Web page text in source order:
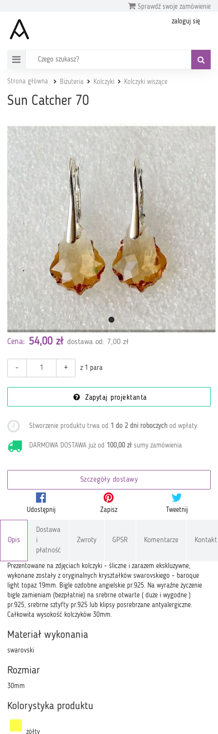
Sprawdź swoje zamówienie
zaloguj się
Strona główna Biżuteria Kolczyki Kolczyki wiszące
Sun Catcher 70
Cena: 54,00 zł dostawa od: 7,00 zł
- + z 1 para
Zapytaj projektanta
Stworzenie produktu trwa od 1 do 2 dni roboczych od wpłaty.
DARMOWA DOSTAWA już od 100,00 zł sumy zamówienia
Szczegóły dostawy
Udostępnij Zapisz Tweetnij
Opis
Dostawa
i
płatność
Zwroty GPSR Komentarze Kontakt
Prezentowane na zdjęciach kolczyki - śliczne i zarazem ekskluzywne,
wykonane zostały z oryginalnych kryształków swarovskiego - baroque
light topaz 19mm. Bigle ozdobne angielskie pr.925. Na wyraźne życzenie
bigle zamieniam (bezpłatnie) na srebrne otwarte ( duże i wygodne )
pr.925, srebrne sztyfty pr.925 lub klipsy posrebrzane antyalergiczne.
Całkowita wysokość kolczyków 30mm.
Materiał wykonania
swarovski
Rozmiar
30mm
Kolorystyka produktu
żółty